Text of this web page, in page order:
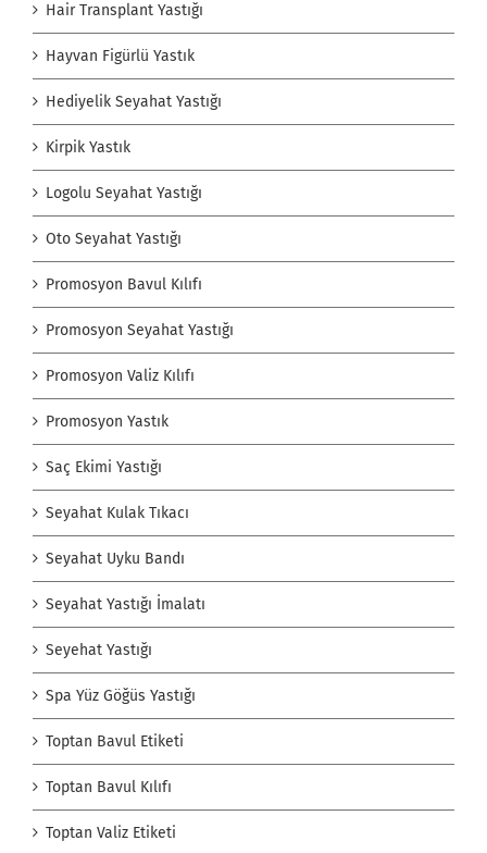
Hair Transplant Yastığı
Hayvan Figürlü Yastık
Hediyelik Seyahat Yastığı
Kirpik Yastık
Logolu Seyahat Yastığı
Oto Seyahat Yastığı
Promosyon Bavul Kılıfı
Promosyon Seyahat Yastığı
Promosyon Valiz Kılıfı
Promosyon Yastık
Saç Ekimi Yastığı
Seyahat Kulak Tıkacı
Seyahat Uyku Bandı
Seyahat Yastığı İmalatı
Seyehat Yastığı
Spa Yüz Göğüs Yastığı
Toptan Bavul Etiketi
Toptan Bavul Kılıfı
Toptan Valiz Etiketi